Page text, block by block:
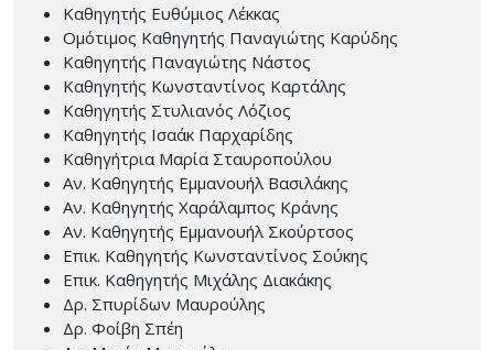
Καθηγητής Ευθύμιος Λέκκας
Ομότιμος Καθηγητής Παναγιώτης Καρύδης
Καθηγητής Παναγιώτης Νάστος
Καθηγητής Κωνσταντίνος Καρτάλης
Καθηγητής Στυλιανός Λόζιος
Καθηγητής Ισαάκ Παρχαρίδης
Καθηγήτρια Μαρία Σταυροπούλου
Αν. Καθηγητής Εμμανουήλ Βασιλάκης
Αν. Καθηγητής Χαράλαμπος Κράνης
Αν. Καθηγητής Εμμανουήλ Σκούρτσος
Επικ. Καθηγητής Κωνσταντίνος Σούκης
Επικ. Καθηγητής Μιχάλης Διακάκης
Δρ. Σπυρίδων Μαυρούλης
Δρ. Φοίβη Σπέη